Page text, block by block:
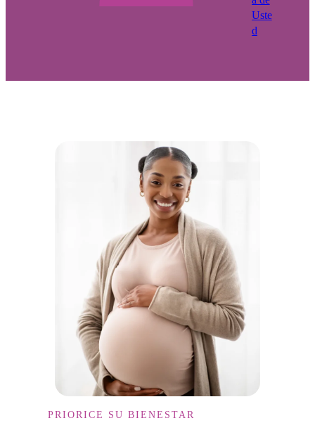
Uste
d
PRIORICE SU BIENESTAR